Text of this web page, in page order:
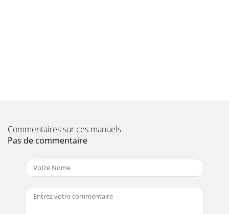
Commentaires sur ces manuels
Pas de commentaire